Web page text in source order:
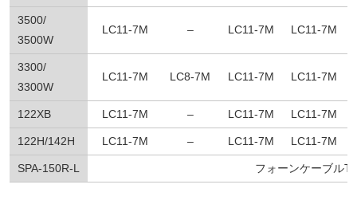
3500/
3500W
LC11-7M – LC11-7M LC11-7M
3300/
3300W
LC11-7M LC8-7M LC11-7M LC11-7M
122XB LC11-7M – LC11-7M LC11-7M
122H/142H LC11-7M – LC11-7M LC11-7M
SPA-150R-L フォーンケーブル